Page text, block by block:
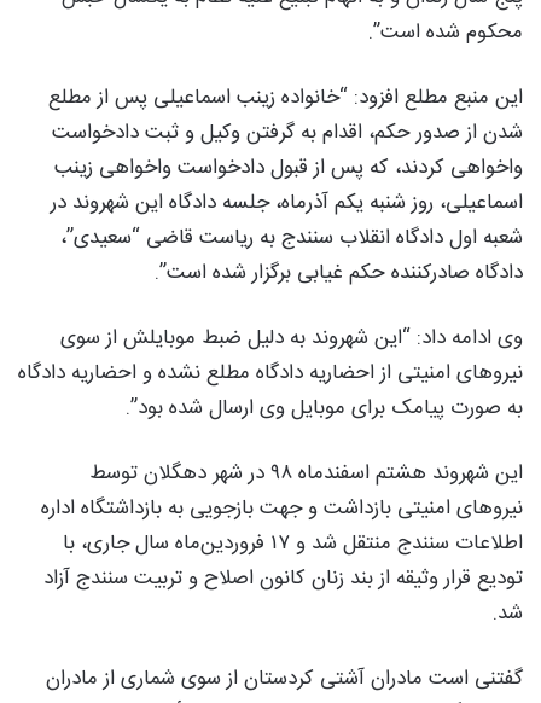
محکوم شده است”.
این منبع مطلع افزود: “خانواده زینب اسماعیلی پس از مطلع
شدن از صدور حکم، اقدام به گرفتن وکیل و ثبت دادخواست
واخواهی کردند، که پس از قبول دادخواست واخواهی زینب
اسماعیلی، روز شنبه یکم آذرماه، جلسه دادگاه این شهروند در
شعبه اول دادگاه انقلاب سنندج به ریاست قاضی “سعیدی”،
دادگاه صادرکننده حکم غیابی برگزار شده است”.
وی ادامه داد: “این شهروند به دلیل ضبط موبایلش از سوی
نیروهای امنیتی از احضاریه دادگاه مطلع نشده و احضاریه دادگاه
به صورت پیامک برای موبایل وی ارسال شده بود”.
این شهروند هشتم اسفندماه ٩٨ در شهر دهگلان توسط
نیروهای امنیتی بازداشت و جهت بازجویی به بازداشتگاه اداره
اطلاعات سنندج منتقل شد و ۱۷ فروردین‌ماه سال جاری، با
تودیع قرار وثیقه از بند زنان کانون اصلاح و تربیت سنندج آزاد
شد.
گفتنی است مادران آشتی کردستان از سوی شماری از مادران